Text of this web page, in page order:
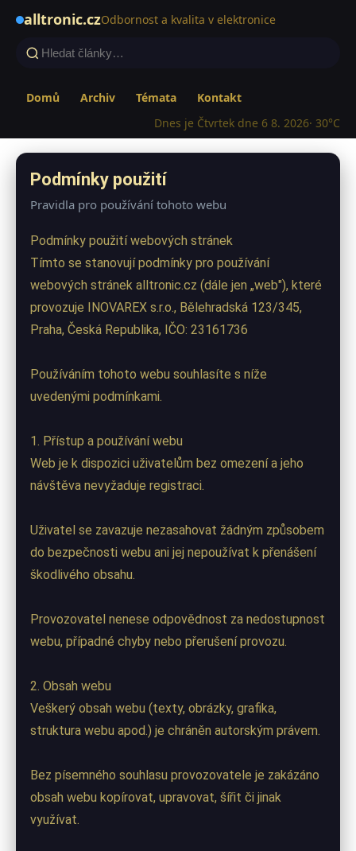
alltronic.czOdbornost a kvalita v elektronice
Domů Archiv Témata
Kontakt
Dnes je Čtvrtek dne 6 8. 2026· 30°C
Podmínky použití
Pravidla pro používání tohoto webu
Podmínky použití webových stránek
Tímto se stanovují podmínky pro používání
webových stránek alltronic.cz (dále jen „web"), které
provozuje INOVAREX s.r.o., Bělehradská 123/345,
Praha, Česká Republika, IČO: 23161736
Používáním tohoto webu souhlasíte s níže
uvedenými podmínkami.
1. Přístup a používání webu
Web je k dispozici uživatelům bez omezení a jeho
návštěva nevyžaduje registraci.
Uživatel se zavazuje nezasahovat žádným způsobem
do bezpečnosti webu ani jej nepoužívat k přenášení
škodlivého obsahu.
Provozovatel nenese odpovědnost za nedostupnost
webu, případné chyby nebo přerušení provozu.
2. Obsah webu
Veškerý obsah webu (texty, obrázky, grafika,
struktura webu apod.) je chráněn autorským právem.
Bez písemného souhlasu provozovatele je zakázáno
obsah webu kopírovat, upravovat, šířit či jinak
využívat.